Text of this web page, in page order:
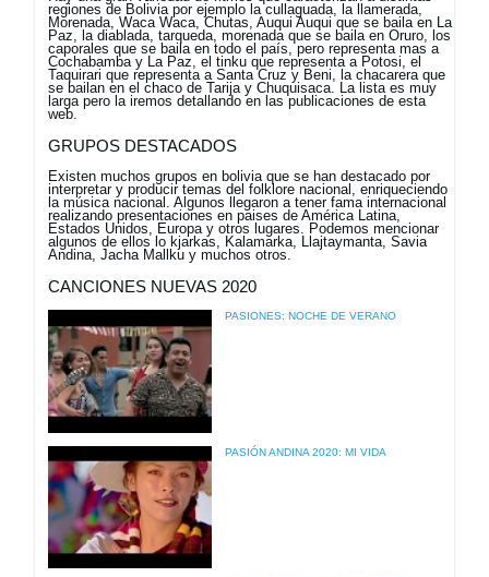
regiones de Bolivia por ejemplo la cullaguada, la llamerada,
Morenada, Waca Waca, Chutas, Auqui Auqui que se baila en La
Paz, la diablada, tarqueda, morenada que se baila en Oruro, los
caporales que se baila en todo el país, pero representa mas a
Cochabamba y La Paz, el tinku que representa a Potosi, el
Taquirari que representa a Santa Cruz y Beni, la chacarera que
se bailan en el chaco de Tarija y Chuquisaca. La lista es muy
larga pero la iremos detallando en las publicaciones de esta
web.
GRUPOS DESTACADOS
Existen muchos grupos en bolivia que se han destacado por
interpretar y producir temas del folklore nacional, enriqueciendo
la música nacional. Algunos llegaron a tener fama internacional
realizando presentaciones en paises de América Latina,
Estados Unidos, Europa y otros lugares. Podemos mencionar
algunos de ellos lo kjarkas, Kalamarka, Llajtaymanta, Savia
Andina, Jacha Mallku y muchos otros.
CANCIONES NUEVAS 2020
PASIONES: NOCHE DE VERANO
PASIÓN ANDINA 2020: MI VIDA